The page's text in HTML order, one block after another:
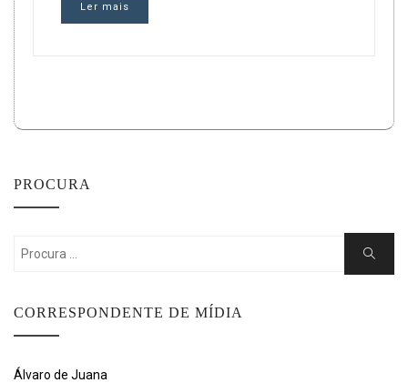
Ler mais
PROCURA
Search
Search
CORRESPONDENTE DE MÍDIA
Álvaro de Juana